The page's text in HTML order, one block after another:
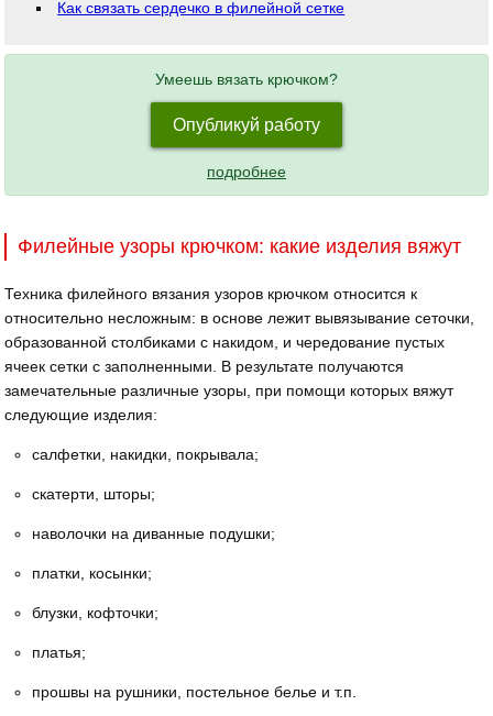
Как связать сердечко в филейной сетке
Умеешь вязать крючком?
Опубликуй работу
подробнее
Филейные узоры крючком: какие изделия вяжут
Техника филейного вязания узоров крючком относится к
относительно несложным: в основе лежит вывязывание сеточки,
образованной столбиками с накидом, и чередование пустых
ячеек сетки с заполненными. В результате получаются
замечательные различные узоры, при помощи которых вяжут
следующие изделия:
салфетки, накидки, покрывала;
скатерти, шторы;
наволочки на диванные подушки;
платки, косынки;
блузки, кофточки;
платья;
прошвы на рушники, постельное белье и т.п.